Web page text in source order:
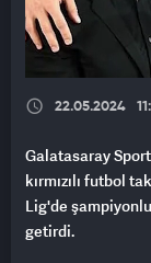
22.05.2024
Galatasaray
kırmızılı futbol
Lig'de
getirdi.